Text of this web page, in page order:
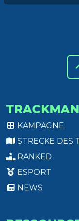
KAMPAGNE
STRECKE DES
RANKED
ESPORT
NEWS